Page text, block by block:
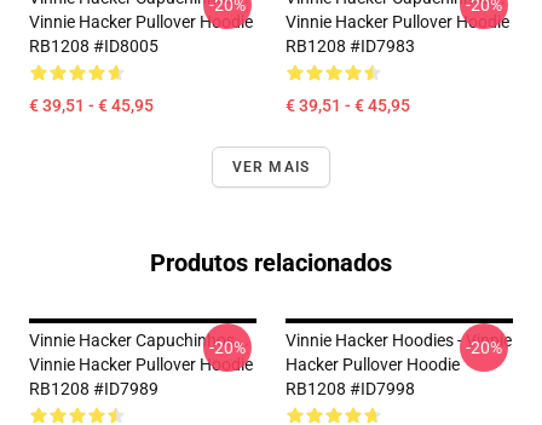
Vinnie Hacker Pullover Hoodie
RB1208 #ID8005
€ 39,51 - € 45,95
-20%
Vinnie Hacker Pullover Hoodie
RB1208 #ID7983
€ 39,51 - € 45,95
-20%
VER MAIS
Produtos relacionados
Vinnie Hacker Capuchinhos...
Vinnie Hacker Pullover Hoodie
RB1208 #ID7989
-20%
Vinnie Hacker Hoodies - Vinnie
Hacker Pullover Hoodie
RB1208 #ID7998
-20%